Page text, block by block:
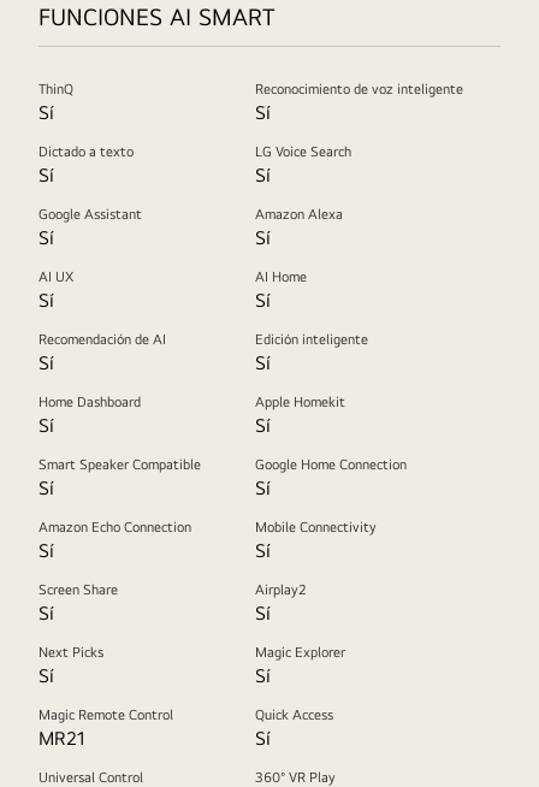
FUNCIONES AI SMART
ThinQ
Sí
Reconocimiento de voz inteligente
Sí
Dictado a texto
Sí
LG Voice Search
Sí
Google Assistant
Sí
Amazon Alexa
Sí
AI UX
Sí
AI Home
Sí
Recomendación de AI
Sí
Edición inteligente
Sí
Home Dashboard
Sí
Apple Homekit
Sí
Smart Speaker Compatible
Sí
Google Home Connection
Sí
Amazon Echo Connection
Sí
Mobile Connectivity
Sí
Screen Share
Sí
Airplay2
Sí
Next Picks
Sí
Magic Explorer
Sí
Magic Remote Control
MR21
Quick Access
Sí
Universal Control 360° VR Play